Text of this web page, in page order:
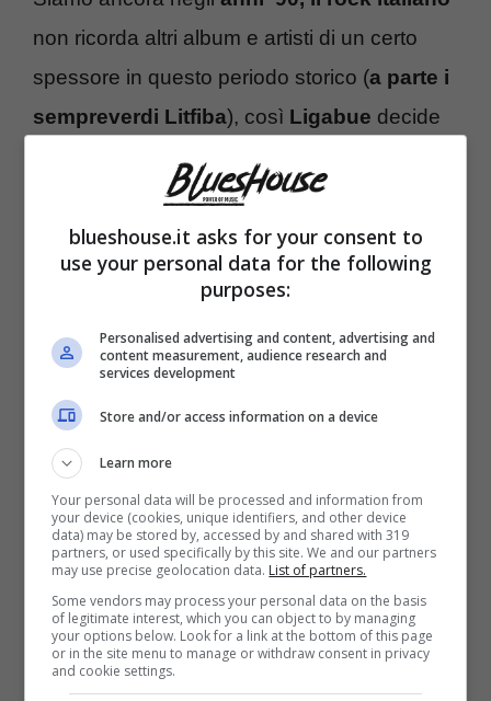
non ricorda altri album e artisti di un certo
spessore in questo periodo storico (a parte i
sempreverdi Litfiba), così Ligabue decide
probabilmente – viene ricordato con la
malinconia dei bei tempi andati; non può
essere altrimenti, almeno per chi ha vissuto
vissuto gli anni più floridi della sua
blueshouse.it asks for your consent to
use your personal data for the following
purposes:
Personalised advertising and content, advertising and
content measurement, audience research and
services development
Store and/or access information on a device
Learn more
Your personal data will be processed and information from
your device (cookies, unique identifiers, and other device
data) may be stored by, accessed by and shared with 319
partners, or used specifically by this site. We and our partners
may use precise geolocation data. List of partners.
Some vendors may process your personal data on the basis
of legitimate interest, which you can object to by managing
your options below. Look for a link at the bottom of this page
or in the site menu to manage or withdraw consent in privacy
and cookie settings.